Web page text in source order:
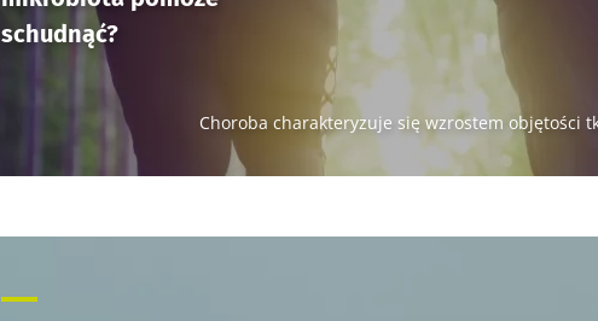
schudnąć?
Choroba charakteryzuje się wzrostem objętości